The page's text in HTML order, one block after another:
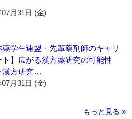
07月31日 (金)
薬学生連盟・先輩薬剤師のキャリ
ト】広がる漢方薬研究の可能性
漢方研究…
07月31日 (金)
もっと見る »